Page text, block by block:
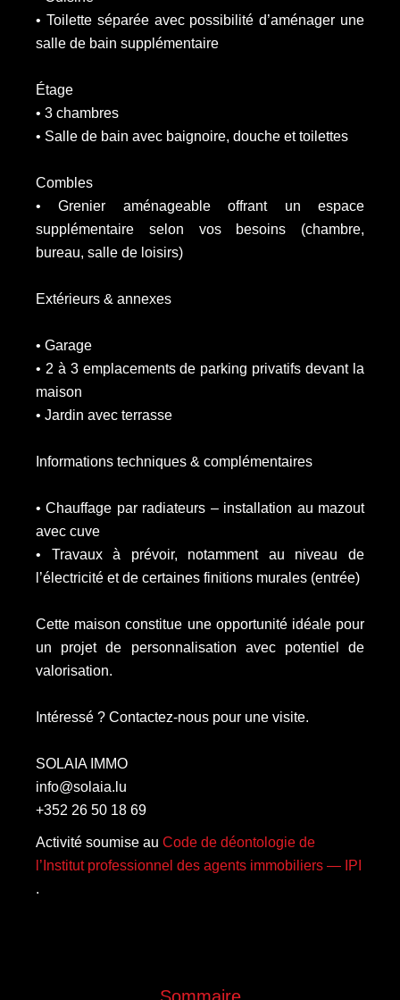
• Toilette séparée avec possibilité d’aménager une
salle de bain supplémentaire
Étage
• 3 chambres
• Salle de bain avec baignoire, douche et toilettes
Combles
• Grenier aménageable offrant un espace
supplémentaire selon vos besoins (chambre,
bureau, salle de loisirs)
Extérieurs & annexes
• Garage
• 2 à 3 emplacements de parking privatifs devant la
maison
• Jardin avec terrasse
Informations techniques & complémentaires
• Chauffage par radiateurs – installation au mazout
avec cuve
• Travaux à prévoir, notamment au niveau de
l’électricité et de certaines finitions murales (entrée)
Cette maison constitue une opportunité idéale pour
un projet de personnalisation avec potentiel de
valorisation.
Intéressé ? Contactez-nous pour une visite.
SOLAIA IMMO
info@solaia.lu
+352 26 50 18 69
Activité soumise au Code de déontologie de
l’Institut professionnel des agents immobiliers — IPI
.